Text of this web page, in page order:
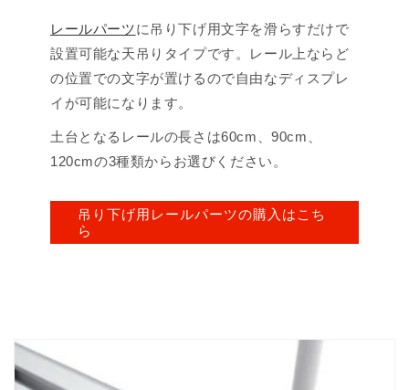
レールパーツに吊り下げ用文字を滑らすだけで
設置可能な天吊りタイプです。レール上ならど
の位置での文字が置けるので自由なディスプレ
イが可能になります。
土台となるレールの長さは60cm、90cm、
120cmの3種類からお選びください。
吊り下げ用レールパーツの購入はこち
ら